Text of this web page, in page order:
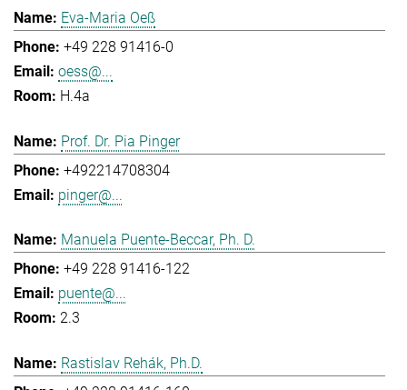
Eva-Maria Oeß
+49 228 91416-0
oess@...
H.4a
Prof. Dr. Pia Pinger
+492214708304
pinger@...
Manuela Puente-Beccar, Ph. D.
+49 228 91416-122
puente@...
2.3
Rastislav Rehák, Ph.D.